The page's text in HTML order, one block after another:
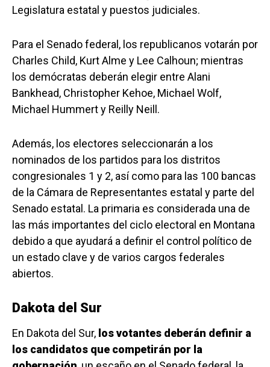
Legislatura estatal y puestos judiciales.
Para el Senado federal, los republicanos votarán por
Charles Child, Kurt Alme y Lee Calhoun; mientras
los demócratas deberán elegir entre Alani
Bankhead, Christopher Kehoe, Michael Wolf,
Michael Hummert y Reilly Neill.
Además, los electores seleccionarán a los
nominados de los partidos para los distritos
congresionales 1 y 2, así como para las 100 bancas
de la Cámara de Representantes estatal y parte del
Senado estatal. La primaria es considerada una de
las más importantes del ciclo electoral en Montana
debido a que ayudará a definir el control político de
un estado clave y de varios cargos federales
abiertos.
Dakota del Sur
En Dakota del Sur, los votantes deberán definir a
los candidatos que competirán por la